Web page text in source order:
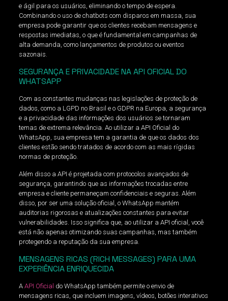
e ágil para os usuários, eliminando o tempo de espera.
Combinando o uso de chatbots com disparos em massa, sua
empresa pode garantir que os clientes recebam mensagens e
respostas imediatas, o que é fundamental em campanhas de
alta demanda, como lançamentos de produtos ou eventos
sazonais.
SEGURANÇA E PRIVACIDADE NA API OFICIAL DO
WHATSAPP
Com as constantes mudanças nas legislações de proteção de
dados, como a LGPD no Brasil e o GDPR na Europa, a segurança
e a privacidade das informações dos usuários se tornaram
temas de extrema relevância. Ao utilizar a API Oficial do
WhatsApp, sua empresa tem a garantia de que os dados dos
clientes estão sendo tratados de acordo com as mais rígidas
normas de proteção.
Além disso a API é projetada com protocolos avançados de
segurança, garantindo que as informações trocadas entre
empresa e cliente permaneçam confidenciais e seguras. Além
disso, por ser uma solução oficial, o WhatsApp mantém
auditorias rigorosas e atualizações constantes para evitar
vulnerabilidades. Isso significa que, ao utilizar a API oficial, você
está não apenas otimizando suas campanhas, mas também
protegendo a reputação da sua empresa.
MENSAGENS RICAS (RICH MESSAGES) PARA UMA
EXPERIÊNCIA ENRIQUECIDA
A API Oficial do WhatsApp também permite o envio de
mensagens ricas, que incluem imagens, vídeos, botões interativos